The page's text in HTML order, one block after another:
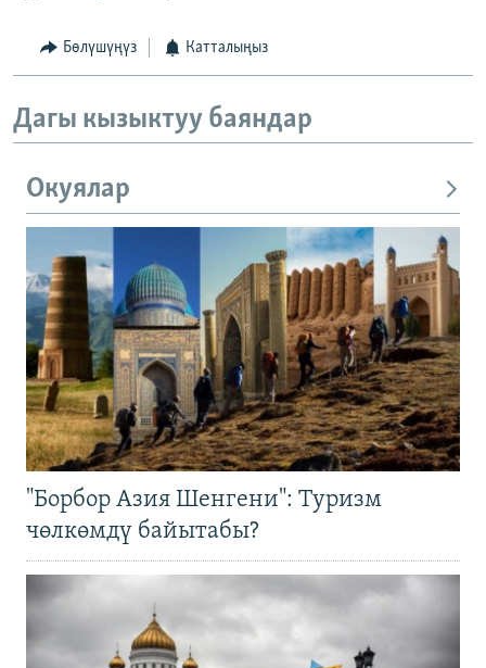
Бөлүшүңүз Катталыңыз
Дагы кызыктуу баяндар
Окуялар
"Борбор Азия Шенгени": Туризм
чөлкөмдү байытабы?